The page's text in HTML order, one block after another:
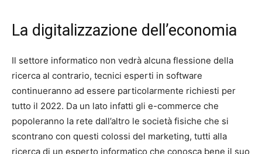
La digitalizzazione dell’economia
Il settore informatico non vedrà alcuna flessione della
ricerca al contrario, tecnici esperti in software
continueranno ad essere particolarmente richiesti per
tutto il 2022. Da un lato infatti gli e-commerce che
popoleranno la rete dall’altro le società fisiche che si
scontrano con questi colossi del marketing, tutti alla
ricerca di un esperto informatico che conosca bene il suo